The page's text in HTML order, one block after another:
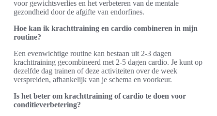
voor gewichtsverlies en het verbeteren van de mentale
gezondheid door de afgifte van endorfines.
Hoe kan ik krachttraining en cardio combineren in mijn
routine?
Een evenwichtige routine kan bestaan uit 2-3 dagen
krachttraining gecombineerd met 2-5 dagen cardio. Je kunt op
dezelfde dag trainen of deze activiteiten over de week
verspreiden, afhankelijk van je schema en voorkeur.
Is het beter om krachttraining of cardio te doen voor
conditieverbetering?